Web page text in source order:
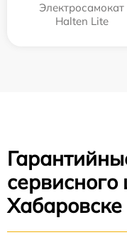
Электросамокат
Halten Lite
сервисного
Хабаровске